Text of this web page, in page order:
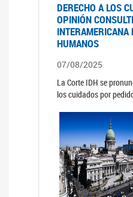
DERECHO A LOS
OPINIÓN
INTERAMERICANA
HUMANOS
07/08/2025
La Corte IDH se
los cuidados por